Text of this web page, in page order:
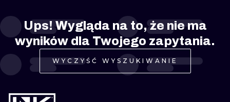
AMSTERDAM EDYNBURG
PRAGA LONDYN
TRIBAL
RYCINOWE
Ups! Wygląda na to, że nie ma
wyników dla Twojego zapytania.
WYCZYŚĆ WYSZUKIWANIE